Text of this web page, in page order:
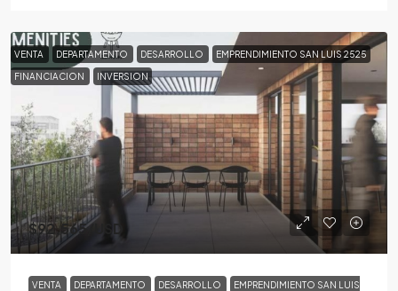
VENTA DEPARTAMENTO DESARROLLO EMPRENDIMIENTO SAN LUIS 2525
FINANCIACION INVERSION
$92,565/USD
VENTA DEPARTAMENTO DESARROLLO EMPRENDIMIENTO SAN LUIS